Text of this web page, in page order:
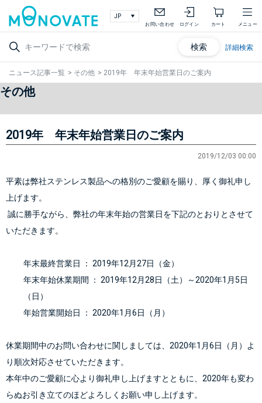
お問い合わせ ログイン カート メニュー
検索 詳細検索
ニュース記事一覧 > その他 > 2019年 年末年始営業日のご案内
その他
2019年 年末年始営業日のご案内
2019/12/03 00:00
平素は弊社ステンレス製品への格別のご愛顧を賜り、厚く御礼申し
上げます。
いただきます。
年末最終営業日 ： 2019年12月27日（金）
年末年始休業期間 ： 2019年12月28日（土）～2020年1月5日
（日）
年始営業開始日 ： 2020年1月6日（月）
休業期間中のお問い合わせに関しましては、2020年1月6日（月）よ
り順次対応させていただきます。
本年中のご愛顧に心より御礼申し上げますとともに、2020年も変わ
らぬお引き立てのほどよろしくお願い申し上げます。